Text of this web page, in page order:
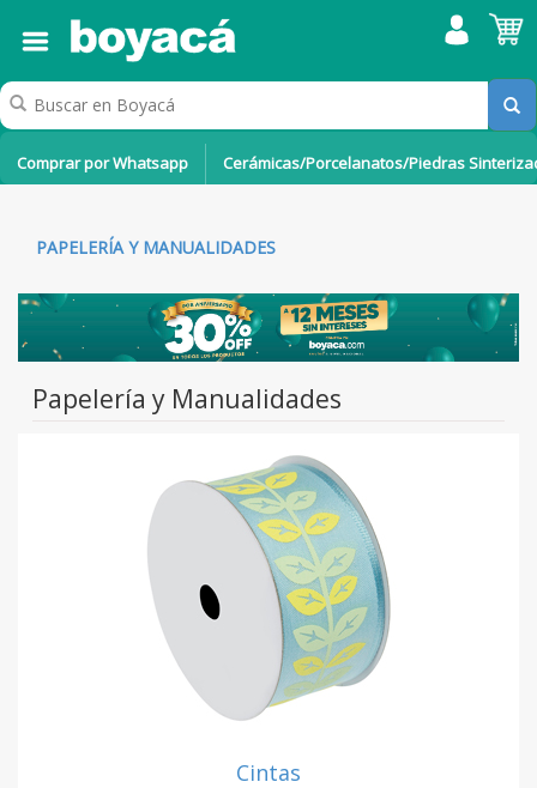
Comprar por Whatsapp Cerámicas/Porcelanatos/Piedras
PAPELERÍA Y MANUALIDADES
Papelería y Manualidades
Cintas